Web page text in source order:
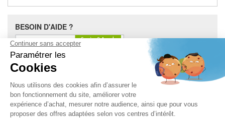
BESOIN D'AIDE ?
À PROPOS
CGV
Mentions légales
Nous contacter
Mon compte